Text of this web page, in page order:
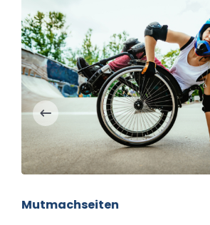
Mutmachseiten